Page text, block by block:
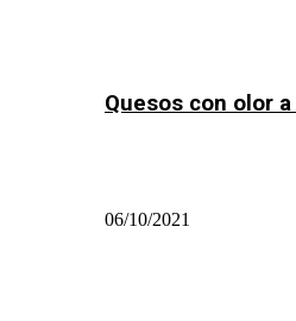
Quesos con olor
06/10/2021